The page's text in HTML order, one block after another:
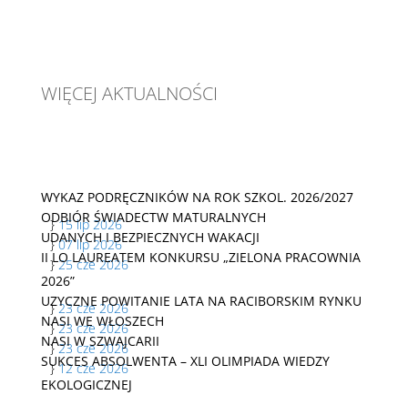
WIĘCEJ AKTUALNOŚCI
WYKAZ PODRĘCZNIKÓW NA ROK SZKOL. 2026/2027
}15 lip 2026
ODBIÓR ŚWIADECTW MATURALNYCH
}07 lip 2026
UDANYCH I BEZPIECZNYCH WAKACJI
}25 cze 2026
II LO LAUREATEM KONKURSU „ZIELONA PRACOWNIA
2026”
}23 cze 2026
UZYCZNE POWITANIE LATA NA RACIBORSKIM RYNKU
}23 cze 2026
NASI WE WŁOSZECH
}23 cze 2026
NASI W SZWAJCARII
}12 cze 2026
SUKCES ABSOLWENTA – XLI OLIMPIADA WIEDZY
EKOLOGICZNEJ